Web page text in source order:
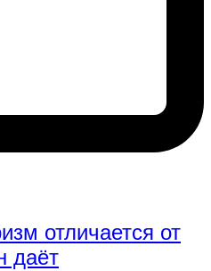
отличается от
даёт